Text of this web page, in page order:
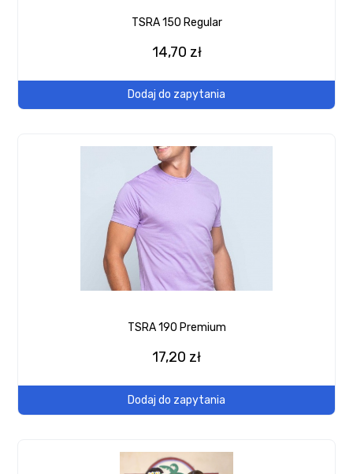
TSRA 150 Regular
14,70 zł
Dodaj do zapytania
TSRA 190 Premium
17,20 zł
Dodaj do zapytania